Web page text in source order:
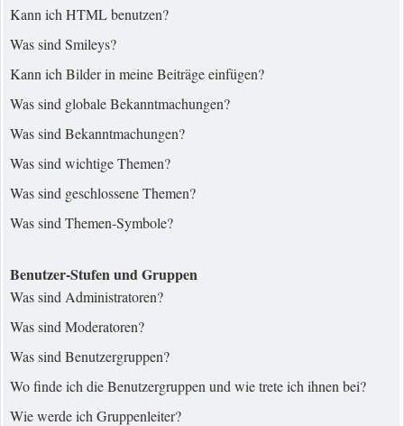
Kann ich HTML benutzen?
Was sind Smileys?
Kann ich Bilder in meine Beiträge einfügen?
Was sind globale Bekanntmachungen?
Was sind Bekanntmachungen?
Was sind wichtige Themen?
Was sind geschlossene Themen?
Was sind Themen-Symbole?
Benutzer-Stufen und Gruppen
Was sind Administratoren?
Was sind Moderatoren?
Was sind Benutzergruppen?
Wo finde ich die Benutzergruppen und wie trete ich ihnen bei?
Wie werde ich Gruppenleiter?